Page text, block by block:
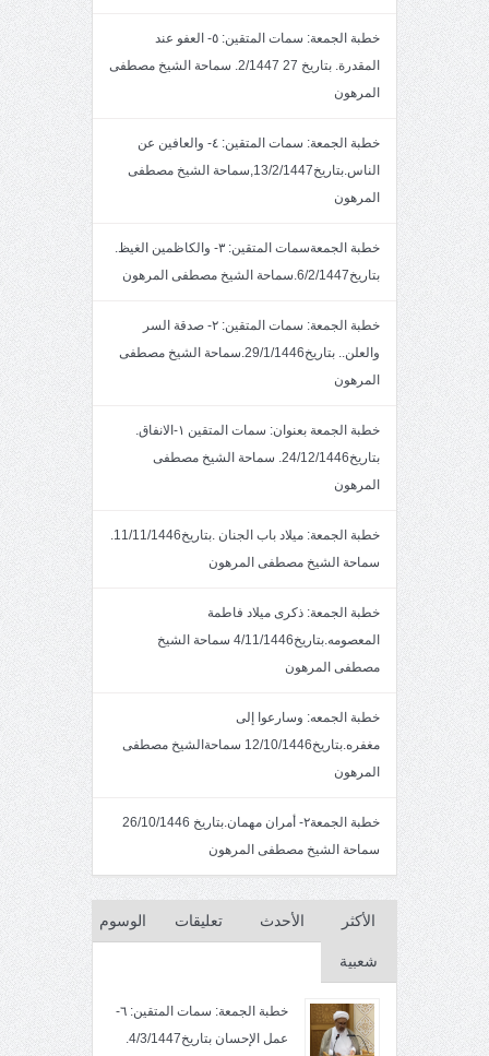
خطبة الجمعة: سمات المتقين: ٥- العفو عند
المقدرة. بتاريخ 27 2/1447. سماحة الشيخ مصطفى
المرهون
خطبة الجمعة: سمات المتقين: ٤- والعافين عن
الناس.بتاريخ13/2/1447,سماحة الشيخ مصطفى
المرهون
خطبة الجمعةسمات المتقين: ٣- والكاظمين الغيظ.
بتاريخ6/2/1447.سماحة الشيخ مصطفى المرهون
خطبة الجمعة: سمات المتقين: ٢- صدقة السر
والعلن.. بتاريخ29/1/1446.سماحة الشيخ مصطفى
المرهون
خطبة الجمعة بعنوان: سمات المتقين ١-الانفاق.
بتاريخ24/12/1446. سماحة الشيخ مصطفى
المرهون
خطبة الجمعة: ميلاد باب الجنان .بتاريخ11/11/1446.
سماحة الشيخ مصطفى المرهون
خطبة الجمعة: ذكرى ميلاد فاطمة
المعصومه.بتاريخ4/11/1446 سماحة الشيخ
مصطفى المرهون
خطبة الجمعه: وسارعوا إلى
مغفره.بتاريخ12/10/1446 سماحةالشيخ مصطفى
المرهون
خطبة الجمعة٢- أمران مهمان.بتاريخ 26/10/1446
سماحة الشيخ مصطفى المرهون
الأكثر
شعبية
الأحدث تعليقات الوسوم
خطبة الجمعة: سمات المتقين: ٦-
عمل الإحسان بتاريخ4/3/1447.